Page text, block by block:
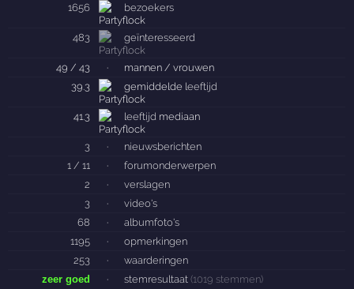
1656 bezoekers
483 geïnteresseerd
49 / 43 ·
mannen / vrouwen
39.3
gemiddelde leeftijd
41.3 leeftijd mediaan
3 ·
nieuwsberichten
1 / 11
·
forumonderwerpen
2
·
verslagen
3
·
video's
68
·
albumfoto's
1195
·
opmerkingen
253
·
waarderingen
zeer goed
· stemresultaat (1019 stemmen)